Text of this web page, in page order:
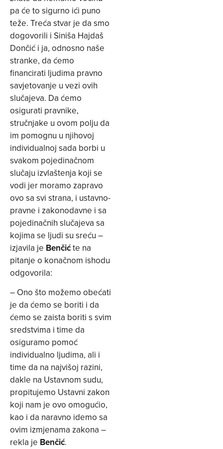
pa će to sigurno ići puno
teže. Treća stvar je da smo
dogovorili i Siniša Hajdaš
Dončić i ja, odnosno naše
stranke, da ćemo
financirati ljudima pravno
savjetovanje u vezi ovih
slučajeva. Da ćemo
osigurati pravnike,
stručnjake u ovom polju da
im pomognu u njihovoj
individualnoj sada borbi u
svakom pojedinačnom
slučaju izvlaštenja koji se
vodi jer moramo zapravo
ovo sa svi strana, i ustavno-
pravne i zakonodavne i sa
pojedinačnih slučajeva sa
kojima se ljudi su sreću –
izjavila je Benčićte na
pitanje o konačnom ishodu
odgovorila:
– Ono što možemo obećati
je da ćemo se boriti i da
ćemo se zaista boriti s svim
sredstvima i time da
osiguramo pomoć
individualno ljudima, ali i
time da na najvišoj razini,
dakle na Ustavnom sudu,
propitujemo Ustavni zakon
koji nam je ovo omogućio,
kao i da naravno idemo sa
ovim izmjenama zakona –
rekla je Benčić.